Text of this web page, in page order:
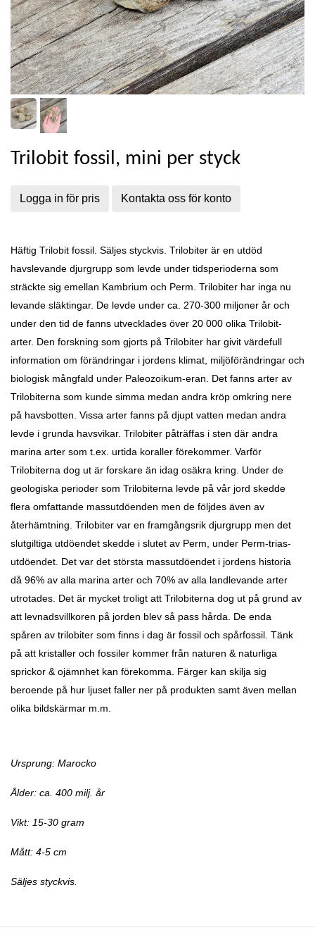
Trilobit fossil, mini per styck
Logga in för pris Kontakta oss för konto
Häftig Trilobit fossil. Säljes styckvis. Trilobiter är en utdöd
havslevande djurgrupp som levde under tidsperioderna som
sträckte sig emellan Kambrium och Perm. Trilobiter har inga nu
levande släktingar. De levde under ca. 270-300 miljoner år och
under den tid de fanns utvecklades över 20 000 olika Trilobit-
arter. Den forskning som gjorts på Trilobiter har givit värdefull
information om förändringar i jordens klimat, miljöförändringar och
biologisk mångfald under Paleozoikum-eran.
Det fanns arter av
Trilobiterna som kunde simma medan andra kröp omkring nere
på havsbotten. Vissa arter fanns på djupt vatten medan andra
levde i grunda havsvikar. Trilobiter påträffas i sten där andra
marina arter som t.ex. urtida koraller förekommer. Varför
Trilobiterna dog ut är forskare än idag osäkra kring. Under de
geologiska perioder som Trilobiterna levde på vår jord skedde
flera omfattande massutdöenden men de följdes även av
återhämtning. Trilobiter var en framgångsrik djurgrupp men det
slutgiltiga utdöendet skedde i slutet av Perm, under Perm-trias-
utdöendet. Det var det största massutdöendet i jordens historia
då 96% av alla marina arter och 70% av alla landlevande arter
utrotades . Det är mycket troligt att Trilobiterna dog ut på grund av
att levnadsvillkoren på jorden blev så pass hårda. De enda
spåren av trilobiter som finns i dag är fossil och spårfossil. Tänk
på att kristaller och fossiler kommer från naturen & naturliga
sprickor & ojämnhet kan förekomma. Färger kan skilja sig
beroende på hur ljuset faller ner på produkten samt även mellan
olika bildskärmar m.m.
Ursprung: Marocko
Ålder: ca. 400 milj. år
Vikt: 15-30 gram
Mått: 4-5 cm
Säljes styckvis.